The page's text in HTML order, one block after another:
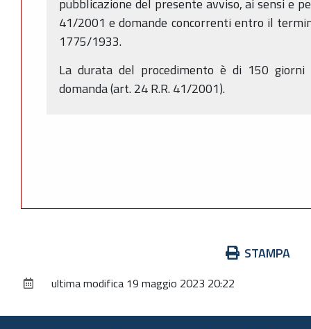
pubblicazione del presente avviso, ai sensi e
41/2001 e domande concorrenti entro il
1775/1933.
La durata del procedimento è di 150 giorni
domanda (art. 24 R.R. 41/2001).
documento
STAMPA
ultima modifica 19 maggio 2023 20:22